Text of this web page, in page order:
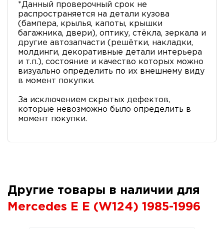
*Данный проверочный срок не
распространяется на детали кузова
(бампера, крылья, капоты, крышки
багажника, двери), оптику, стёкла, зеркала и
другие автозапчасти (решётки, накладки,
молдинги, декоративные детали интерьера
и т.п.), состояние и качество которых можно
визуально определить по их внешнему виду
в момент покупки.
За исключением скрытых дефектов,
которые невозможно было определить в
момент покупки.
Другие товары в наличии для
Mercedes E E (W124) 1985-1996